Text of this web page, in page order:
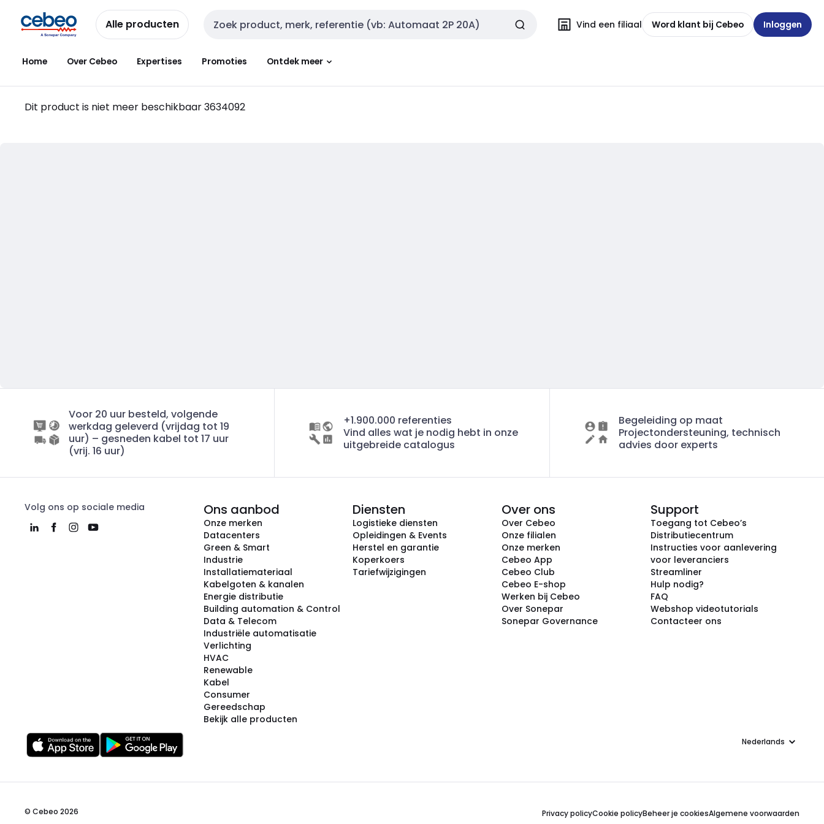
naar
navigatie
naar
inhoud
Alle producten Zoekveld invoer Vind een filiaal Word klant bij Cebeo Inloggen
Home Over Cebeo Expertises Promoties Ontdek meer
Dit product is niet meer beschikbaar3634092
Voor 20 uur besteld, volgende
werkdag geleverd (vrijdag tot 19
uur) – gesneden kabel tot 17 uur
(vrij. 16 uur)
+1.900.000 referenties
Vind alles wat je nodig hebt in onze
uitgebreide catalogus
Begeleiding op maat
Projectondersteuning, technisch
advies door experts
Volg ons op sociale media Ons aanbod
Onze merken
Datacenters
Green & Smart
Industrie
Installatiemateriaal
Kabelgoten & kanalen
Energie distributie
Building automation & Control
Data & Telecom
Industriële automatisatie
Verlichting
HVAC
Renewable
Kabel
Consumer
Gereedschap
Bekijk alle producten
Diensten
Logistieke diensten
Opleidingen & Events
Herstel en garantie
Koperkoers
Tariefwijzigingen
Over ons
Over Cebeo
Onze filialen
Onze merken
Cebeo App
Cebeo Club
Cebeo E-shop
Werken bij Cebeo
Over Sonepar
Sonepar Governance
Support
Toegang tot Cebeo’s
Distributiecentrum
Instructies voor aanlevering
voor leveranciers
Streamliner
Hulp nodig?
FAQ
Webshop videotutorials
Contacteer ons
Taal
© Cebeo 2026 Privacy policyCookie policyBeheer je cookiesAlgemene voorwaarden